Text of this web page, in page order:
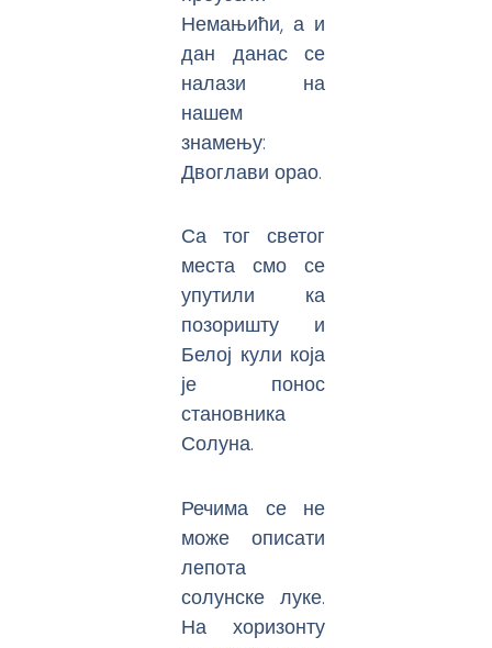
Немањићи, а и
дан данас се
налази на
нашем
знамењу:
Двоглави орао.
Са тог светог
места смо се
упутили ка
позоришту и
Белој кули која
је понос
становника
Солуна.
Речима се не
може описати
лепота
солунске луке.
На хоризонту